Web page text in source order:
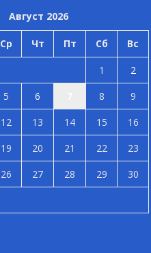
Август 2026
Ср Чт Пт Сб Вс
1
2
5 6 8
9
12 13 14 15
16
19 20 21 22
23
26 27 28 29
30